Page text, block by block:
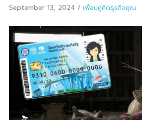
September 13, 2024 / เพื่อนคู่คิดธุรกิจคุณ